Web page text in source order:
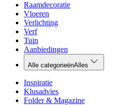
Raamdecoratie
Vloeren
Verlichting
Verf
Tuin
Aanbiedingen
Alle categorieënAlles
Inspiratie
Klusadvies
Folder & Magazine